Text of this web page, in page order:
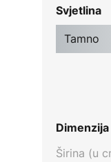
Svjetlina
Tamno
Dimenzija
Širina (u